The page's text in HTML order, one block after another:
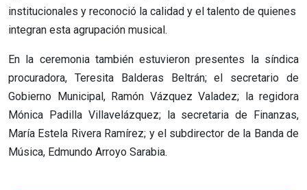
institucionales y reconoció la calidad y el talento de quienes
integran esta agrupación musical.
En la ceremonia también estuvieron presentes la síndica
procuradora, Teresita Balderas Beltrán; el secretario de
Gobierno Municipal, Ramón Vázquez Valadez; la regidora
Mónica Padilla Villavelázquez; la secretaria de Finanzas,
María Estela Rivera Ramírez; y el subdirector de la Banda de
Música, Edmundo Arroyo Sarabia.